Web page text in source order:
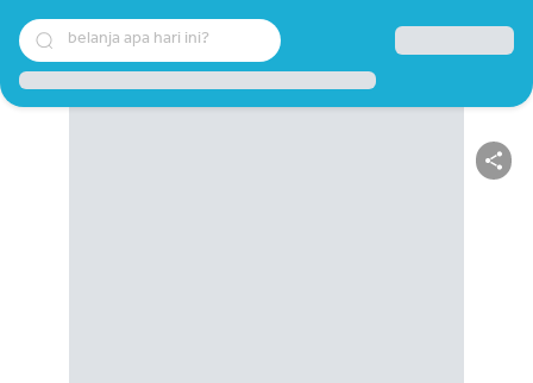
belanja apa hari ini?